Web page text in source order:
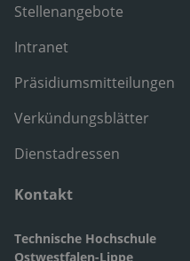
Stellenangebote
Intranet
Präsidiumsmitteilungen
Verkündungsblätter
Dienstadressen
Kontakt
Technische Hochschule
Ostwestfalen-Lippe